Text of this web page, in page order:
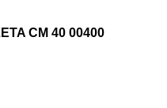
CM 40 00400